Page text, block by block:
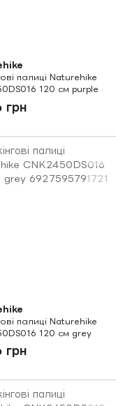
палиці Naturehike
120 см purple
грн
палиці Naturehike
120 см grey
грн